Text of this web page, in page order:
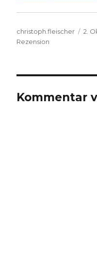
Autor
christoph.fleischer 2.
Rezension
Kommentar